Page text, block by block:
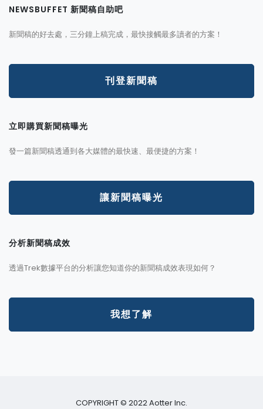
NEWSBUFFET 新聞稿自助吧
新聞稿的好去處，三分鐘上稿完成，最快接觸最多讀者的方案！
刊登新聞稿
立即購買新聞稿曝光
發一篇新聞稿透通到各大媒體的最快速、最便捷的方案！
讓新聞稿曝光
分析新聞稿成效
透過Trek數據平台的分析讓您知道你的新聞稿成效表現如何？
我想了解
COPYRIGHT © 2022 Aotter Inc.